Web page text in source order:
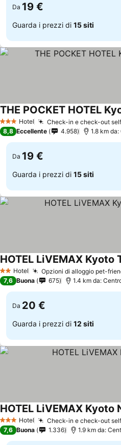
Da 19 €
Guarda i prezzi di 15 siti
3 StelleHotel Check-in e check-out
THE POCKET HOTEL
8,8 Eccellente 4.958 1.8 km
Da 19 €
Guarda i prezzi di 15 siti
2 StelleHotel Opzioni di alloggio pet-
HOTEL LiVEMAX Kyoto
7,6 Buona 675 1.4 km da:
Da 20 €
Guarda i prezzi di 12 siti
3 StelleHotel Check-in e check-out
HOTEL LiVEMAX Kyoto
7,6 Buona 1.336 1.9 km da: